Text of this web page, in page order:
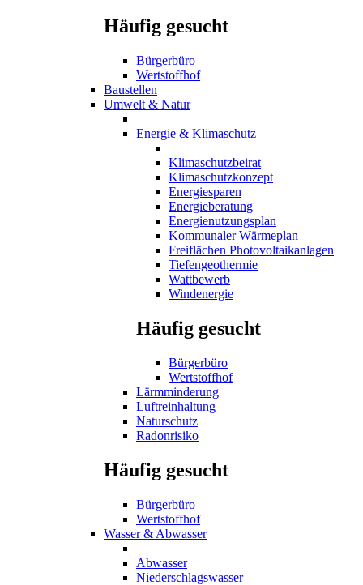
Häufig gesucht
Bürgerbüro
Wertstoffhof
Baustellen
Umwelt & Natur
Energie & Klimaschutz
Klimaschutzbeirat
Klimaschutzkonzept
Energiesparen
Energieberatung
Energienutzungsplan
Kommunaler Wärmeplan
Freiflächen Photovoltaikanlagen
Tiefengeothermie
Wattbewerb
Windenergie
Häufig gesucht
Bürgerbüro
Wertstoffhof
Lärmminderung
Luftreinhaltung
Naturschutz
Radonrisiko
Häufig gesucht
Bürgerbüro
Wertstoffhof
Wasser & Abwasser
Abwasser
Niederschlagswasser